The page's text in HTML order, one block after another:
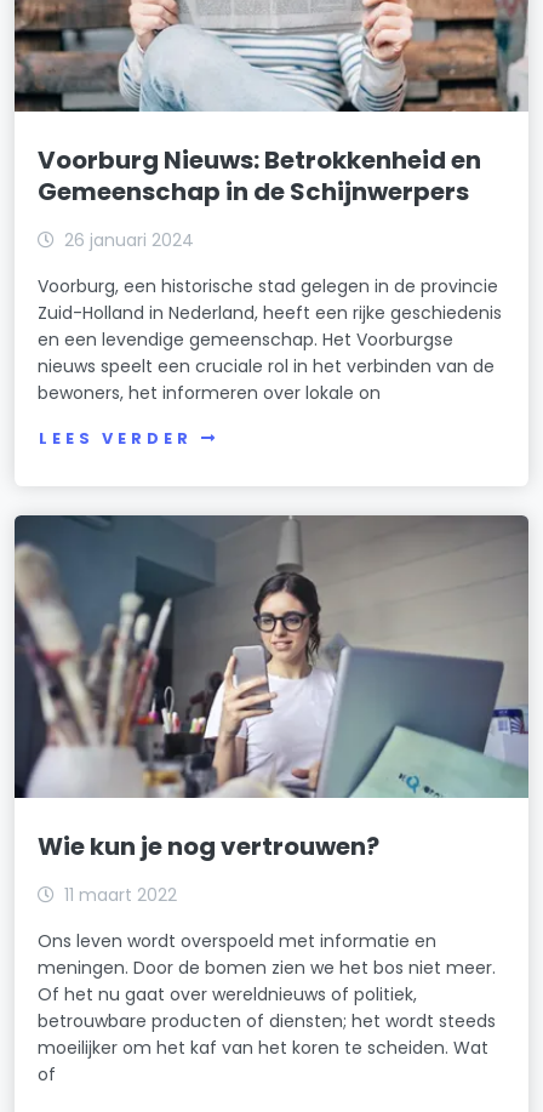
Voorburg Nieuws: Betrokkenheid en
Gemeenschap in de Schijnwerpers
26 januari 2024
Voorburg, een historische stad gelegen in de provincie
Zuid-Holland in Nederland, heeft een rijke geschiedenis
en een levendige gemeenschap. Het Voorburgse
nieuws speelt een cruciale rol in het verbinden van de
bewoners, het informeren over lokale on
LEES VERDER
Wie kun je nog vertrouwen?
11 maart 2022
Ons leven wordt overspoeld met informatie en
meningen. Door de bomen zien we het bos niet meer.
Of het nu gaat over wereldnieuws of politiek,
betrouwbare producten of diensten; het wordt steeds
moeilijker om het kaf van het koren te scheiden. Wat
of